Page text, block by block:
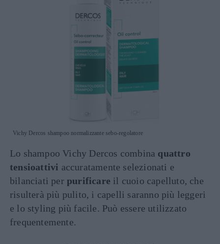
Vichy Dercos shampoo normalizzante sebo-regolatore
Lo shampoo Vichy Dercos combina quattro
tensioattivi accuratamente selezionati e
bilanciati per purificare il cuoio capelluto, che
risulterà più pulito, i capelli saranno più leggeri
e lo styling più facile. Può essere utilizzato
frequentemente.